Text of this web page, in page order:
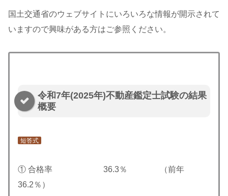
国土交通省のウェブサイトにいろいろな情報が開示されて
いますので興味がある方はご参照ください。
令和7年(2025年)不動産鑑定士試験の結果
概要
短答式
① 合格率 36.3％ （前年
36.2％）